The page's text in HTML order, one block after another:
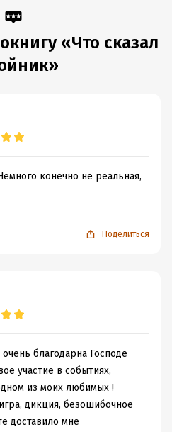
«Что сказал
конечно не реальная,
Поделиться
благодарна Господе
участие в событиях,
из моих любимых !
дикция, безошибочное
доставило мне